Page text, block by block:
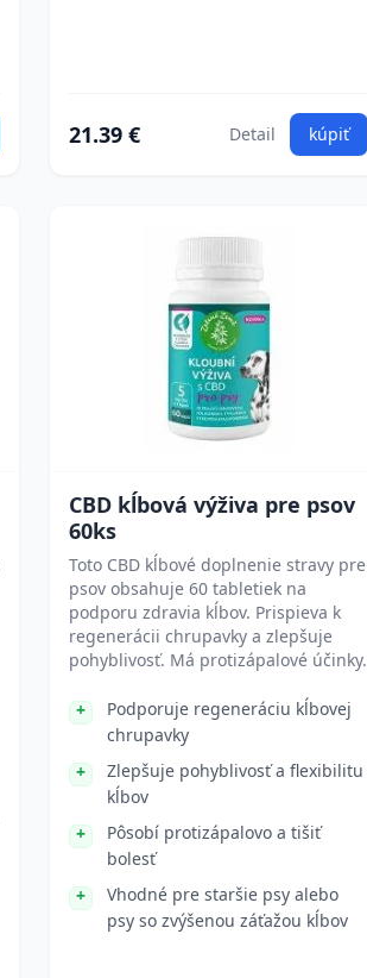
21.39 € Detail kúpiť
CBD kĺbová výživa pre psov
60ks
Toto CBD kĺbové doplnenie stravy pre
psov obsahuje 60 tabletiek na
podporu zdravia kĺbov. Prispieva k
regenerácii chrupavky a zlepšuje
pohyblivosť. Má protizápalové účinky.
Podporuje regeneráciu kĺbovej
chrupavky
Zlepšuje pohyblivosť a flexibilitu
kĺbov
Pôsobí protizápalovo a tišiť
bolesť
Vhodné pre staršie psy alebo
psy so zvýšenou záťažou kĺbov